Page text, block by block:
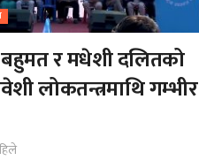
र मधेशी दलितको
लोकतन्त्रमाथि गम्भीर